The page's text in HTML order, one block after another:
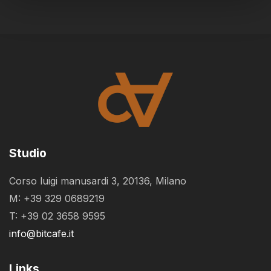
Studio
Corso luigi manusardi 3, 20136, Milano
M: +39 329 0689219
T: +39 02 3658 9595
info@bitcafe.it